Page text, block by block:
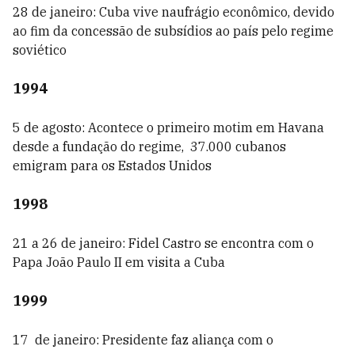
28 de janeiro: Cuba vive naufrágio econômico, devido
ao fim da concessão de subsídios ao país pelo regime
soviético
1994
5 de agosto: Acontece o primeiro motim em Havana
desde a fundação do regime, 37.000 cubanos
emigram para os Estados Unidos
1998
21 a 26 de janeiro: Fidel Castro se encontra com o
Papa João Paulo II em visita a Cuba
1999
17 de janeiro: Presidente faz aliança com o